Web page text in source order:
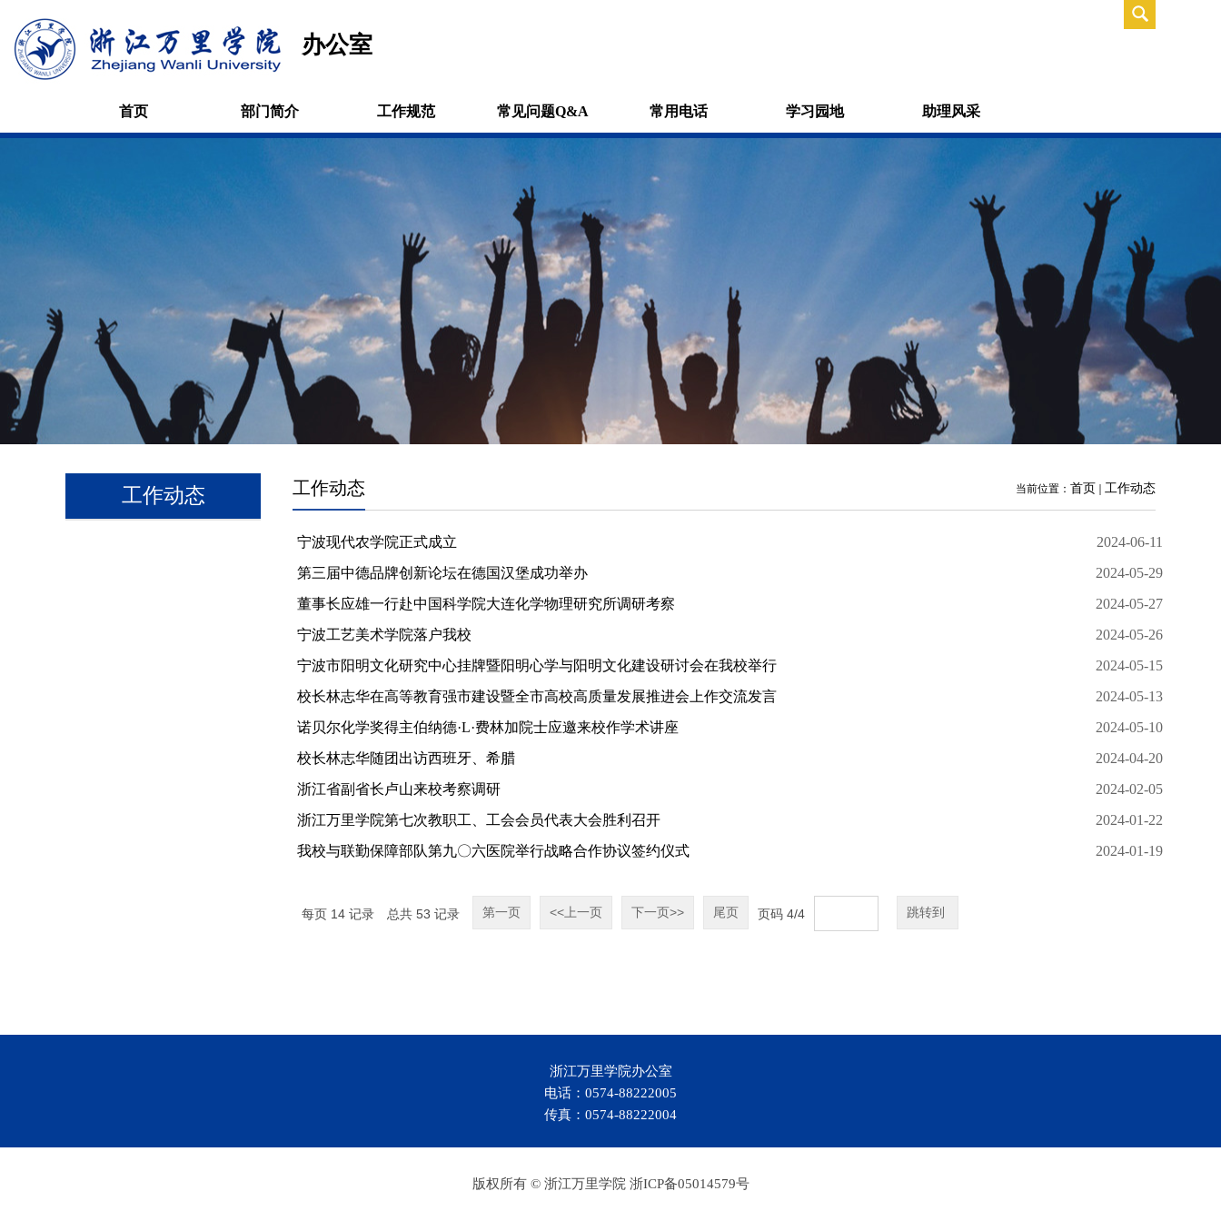
办公室
首页 部门简介 工作规范 常见问题Q&A 常用电话 学习园地 助理风采
工作动态 当前位置： 首页 工作动态
工作动态
宁波现代农学院正式成立
2024-06-11
第三届中德品牌创新论坛在德国汉堡成功举办
2024-05-29
董事长应雄一行赴中国科学院大连化学物理研究所调研考察
2024-05-27
宁波工艺美术学院落户我校
2024-05-26
宁波市阳明文化研究中心挂牌暨阳明心学与阳明文化建设研讨会在我校举行
2024-05-15
校长林志华在高等教育强市建设暨全市高校高质量发展推进会上作交流发言
2024-05-13
诺贝尔化学奖得主伯纳德·L·费林加院士应邀来校作学术讲座
2024-05-10
校长林志华随团出访西班牙、希腊
2024-04-20
浙江省副省长卢山来校考察调研
2024-02-05
浙江万里学院第七次教职工、工会会员代表大会胜利召开
2024-01-22
我校与联勤保障部队第九〇六医院举行战略合作协议签约仪式
2024-01-19
每页 14 记录 总共 53 记录 第一页 <<上一页 下一页>> 尾页 页码 4/4 跳转到
浙江万里学院办公室
电话：0574-88222005
传真：0574-88222004
版权所有 © 浙江万里学院 浙ICP备05014579号